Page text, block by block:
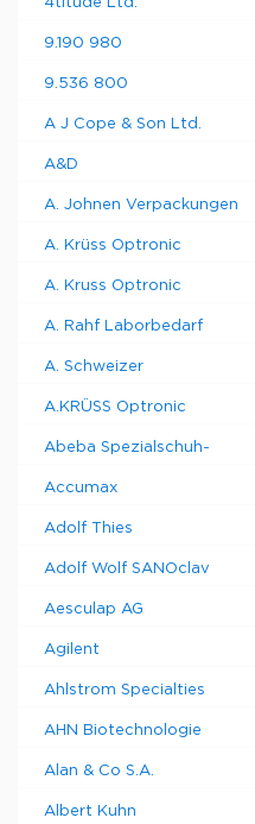
4titude Ltd.
9.190 980
9.536 800
A J Cope & Son Ltd.
A&D
A. Johnen Verpackungen
A. Krüss Optronic
A. Kruss Optronic
A. Rahf Laborbedarf
A. Schweizer
A.KRÜSS Optronic
Abeba Spezialschuh-
Accumax
Adolf Thies
Adolf Wolf SANOclav
Aesculap AG
Agilent
Ahlstrom Specialties
AHN Biotechnologie
Alan & Co S.A.
Albert Kuhn